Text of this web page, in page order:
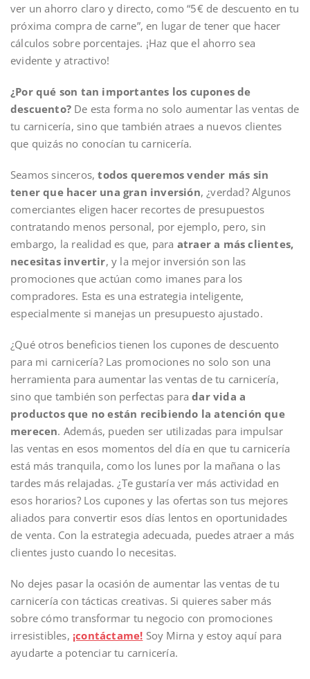
ver un ahorro claro y directo, como “5€ de descuento en tu
próxima compra de carne”, en lugar de tener que hacer
cálculos sobre porcentajes. ¡Haz que el ahorro sea
evidente y atractivo!
¿Por qué son tan importantes los cupones de
descuento? De esta forma no solo aumentar las ventas de
tu carnicería, sino que también atraes a nuevos clientes
que quizás no conocían tu carnicería.
Seamos sinceros,todos queremos vender más sin
tener que hacer una gran inversión, ¿verdad? Algunos
comerciantes eligen hacer recortes de presupuestos
contratando menos personal, por ejemplo, pero, sin
embargo, la realidad es que, para atraer a más clientes,
necesitas invertir, y la mejor inversión son las
promociones que actúan como imanes para los
compradores. Esta es una estrategia inteligente,
especialmente si manejas un presupuesto ajustado.
¿Qué otros beneficios tienen los cupones de descuento
para mi carnicería? Las promociones no solo son una
herramienta para aumentar las ventas de tu carnicería,
sino que también son perfectas paradar vida a
productos que no están recibiendo la atención que
merecen. Además, pueden ser utilizadas para impulsar
las ventas en esos momentos del día en que tu carnicería
está más tranquila, como los lunes por la mañana o las
tardes más relajadas. ¿Te gustaría ver más actividad en
esos horarios? Los cupones y las ofertas son tus mejores
aliados para convertir esos días lentos en oportunidades
de venta. Con la estrategia adecuada, puedes atraer a más
clientes justo cuando lo necesitas.
No dejes pasar la ocasión de aumentar las ventas de tu
carnicería con tácticas creativas. Si quieres saber más
sobre cómo transformar tu negocio con promociones
irresistibles, ¡contáctame! Soy Mirna y estoy aquí para
ayudarte a potenciar tu carnicería.